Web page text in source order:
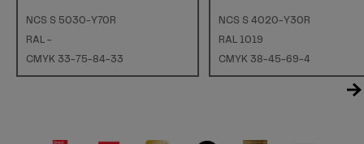
NCS S 5030-Y70R
RAL -
CMYK 33-75-84-33
NCS S 4020-Y30R
RAL 1019
CMYK 38-45-69-4